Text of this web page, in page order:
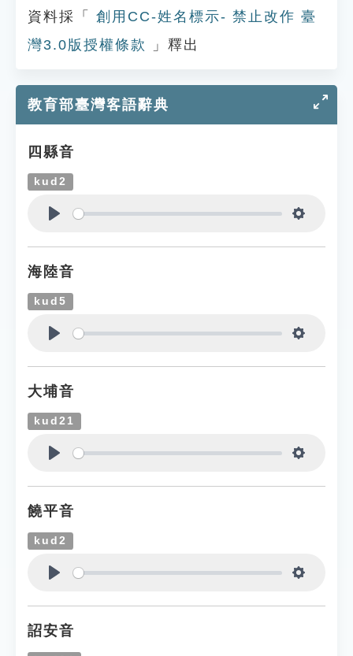
資料採「
創用CC-姓名標示- 禁止改作 臺
灣3.0版授權條款
」釋出
教育部臺灣客語辭典
四縣音
kud2
海陸音
kud5
大埔音
kud21
饒平音
kud2
詔安音